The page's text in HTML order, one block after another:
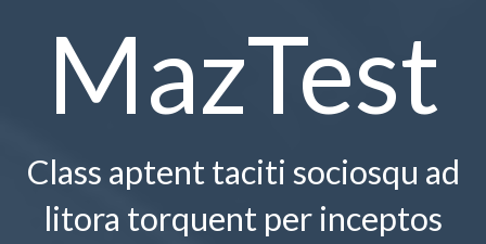
MazTest
Class aptent taciti sociosqu ad
litora torquent per inceptos